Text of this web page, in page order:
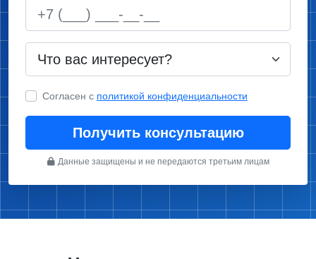
Согласен с политикой конфиденциальности
Получить консультацию
Данные защищены и не передаются третьим лицам